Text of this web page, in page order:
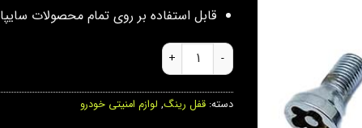
قابل استفاده بر روی تمام محصولات سایپا
قفل رینگ سایپا عدد
دسته: قفل رینگ, لوازم امنیتی خودرو